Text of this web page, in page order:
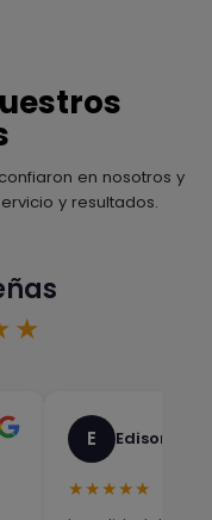
en nosotros y
y resultados.
E Edison
★★★★★